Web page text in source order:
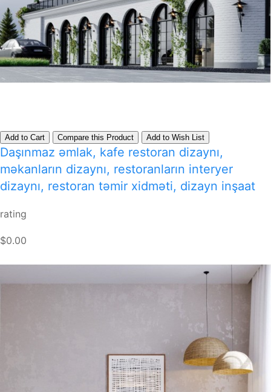
Add to Cart Compare this Product Add to Wish List
Daşınmaz əmlak, kafe restoran dizaynı,
məkanların dizaynı, restoranların interyer
dizaynı, restoran təmir xidməti, dizayn inşaat
rating
$0.00